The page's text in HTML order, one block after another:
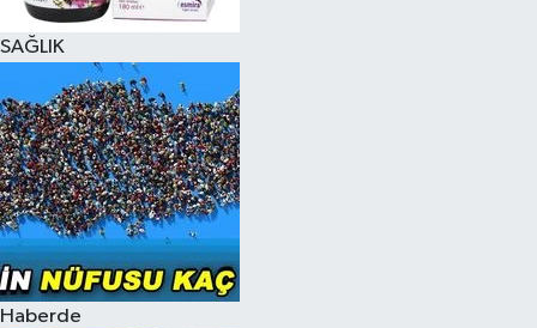
SAĞLIK
Haberde